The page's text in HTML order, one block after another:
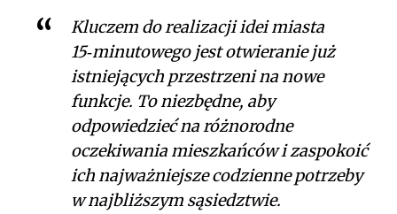
Kluczem do realizacji idei miasta
15‑minutowego jest otwieranie już
istniejących przestrzeni na nowe
funkcje. To niezbędne, aby
odpowiedzieć na różnorodne
oczekiwania mieszkańców i zaspokoić
ich najważniejsze codzienne potrzeby
w najbliższym sąsiedztwie.